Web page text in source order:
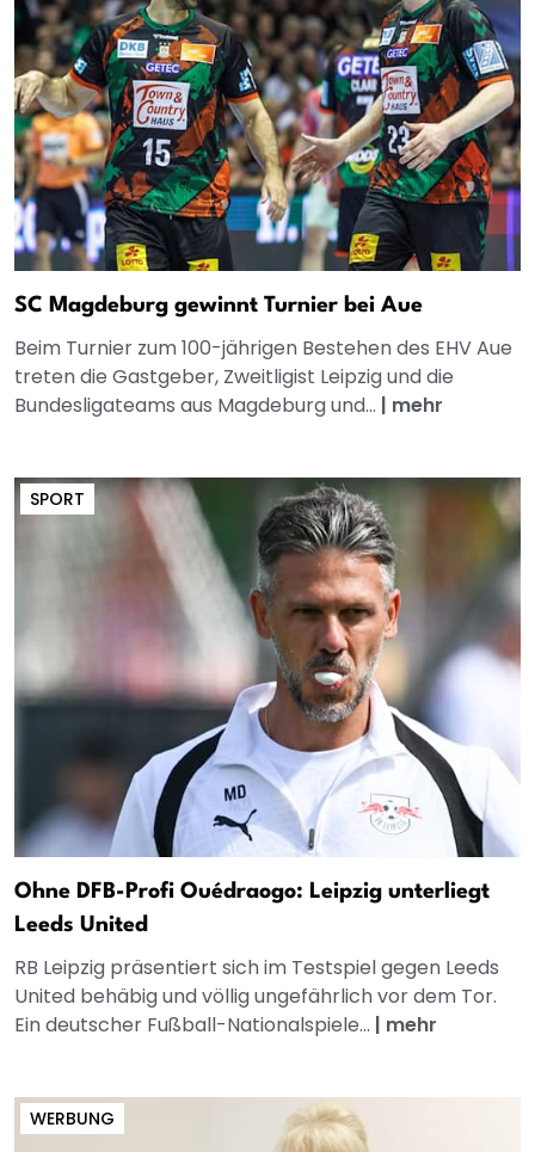
SC Magdeburg gewinnt Turnier bei Aue
Beim Turnier zum 100-jährigen Bestehen des EHV Aue
treten die Gastgeber, Zweitligist Leipzig und die
Bundesligateams aus Magdeburg und... | mehr
SPORT
Ohne DFB-Profi Ouédraogo: Leipzig unterliegt
Leeds United
RB Leipzig präsentiert sich im Testspiel gegen Leeds
United behäbig und völlig ungefährlich vor dem Tor.
Ein deutscher Fußball-Nationalspiele... | mehr
WERBUNG